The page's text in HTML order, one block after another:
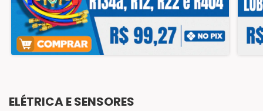
ELÉTRICA E SENSORES